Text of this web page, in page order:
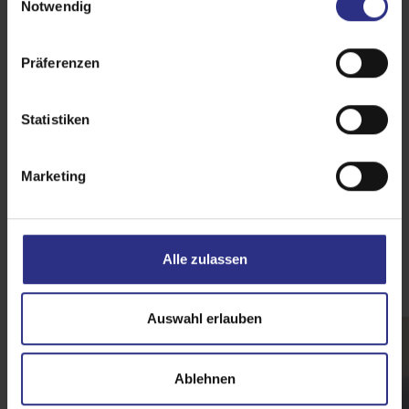
Notwendig
Präferenzen
Statistiken
Marketing
Alle zulassen
Auswahl erlauben
Ablehnen
Ausstattungsextras